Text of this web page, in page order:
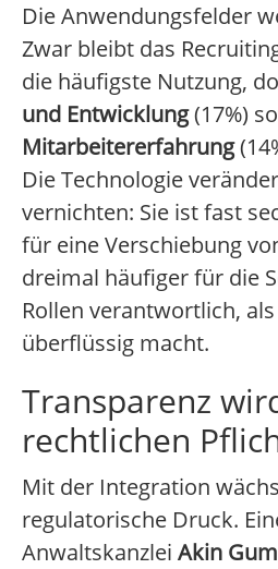
Die Anwendungsfelder
Zwar bleibt das
die häufigste Nutzung,
und Entwicklung(17%)
Mitarbeitererfahrung
Die Technologie
vernichten: Sie ist fast
für eine Verschiebung
dreimal häufiger für die
Rollen verantwortlich,
überflüssig macht.
Transparenz
rechtlichen
Mit der Integration
regulatorische Druck.
Anwaltskanzlei Akin